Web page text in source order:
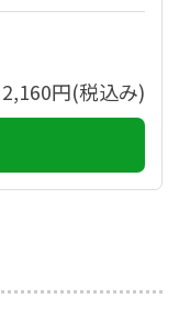
2,160円(税込み)